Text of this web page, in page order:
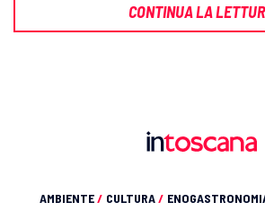
CONTINUA LA
AMBIENTE/ CULTURA/